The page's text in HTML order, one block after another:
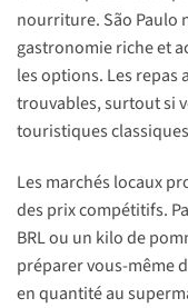
nourriture. São Paulo
gastronomie riche et
les options. Les repas
trouvables, surtout si
touristiques
Les marchés locaux
des prix compétitifs.
BRL ou un kilo de
préparer vous-même
en quantité au